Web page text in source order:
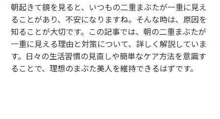
朝起きて鏡を見ると、いつもの二重まぶたが一重に見え
ることがあり、不安になりますね。そんな時は、原因を
知ることが大切です。この記事では、朝の二重まぶたが
一重に見える理由と対策について、詳しく解説していま
す。日々の生活習慣の見直しや簡単なケア方法を意識す
ることで、理想のまぶた美人を維持できるはずです。